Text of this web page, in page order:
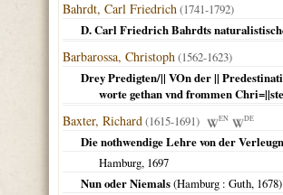
Bahrdt, Carl Friedrich(1741-1792)
D. Carl Friedrich Bahrdts
Barbarossa, Christoph(1562-1623)
Drey Predigten/|| VOn der ||
worte gethan vnd frommen
Baxter, Richard(1615-1691) EN DE
Die nothwendige Lehre von der
Hamburg, 1697
Nun oder Niemals(Hamburg : Guth, 1678)